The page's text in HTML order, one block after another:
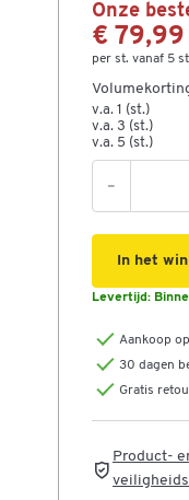
Onze
€ 79,99
per st. vanaf 5
v.a. 1 (st.)
v.a. 3 (st.)
v.a. 5 (st.)
-
In het
Levertijd:
Aankoop
30 dagen
Gratis
Product-